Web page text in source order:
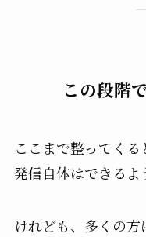
この段階
ここまで整ってくる
発信自体はできるよ
けれども、多くの